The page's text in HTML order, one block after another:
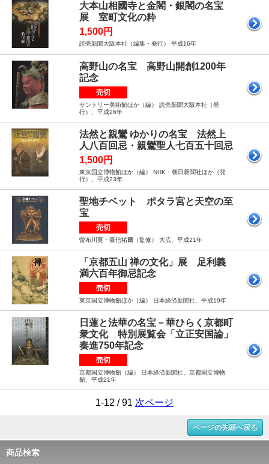
大本山相國寺と金閣・銀閣の名宝
展 室町文化の粋
1,500円
読売新聞大阪本社（編集・発行） 平成16年
高野山の名宝 高野山開創1200年
記念
売切
サントリー美術館ほか（編） 読売新聞大阪本社（発
行）、平成26年
法然と親鸞 ゆかりの名宝 法然上
人八百回忌・親鸞聖人七百五十回忌
1,500円
東京国立博物館ほか（編） NHK・朝日新聞社ほか（発
行）、平成23年
聖地チベット ポタラ宮と天空の至
宝
売切
曽布川寛・臺信祐爾（監修） 大広、平成21年
「京都五山 禅の文化」展 足利義
満六百年御忌記念
売切
東京国立博物館ほか（編） 日本経済新聞社、平成19年
日蓮と法華の名宝－華ひらく京都町
衆文化 特別展覧会「立正安国論」
奏進750年記念
売切
京都国立博物館（編） 日本経済新聞社、京都国立博物
館、平成21年
1-12 / 91 次ページ
ページの先頭へ戻る
商品検索